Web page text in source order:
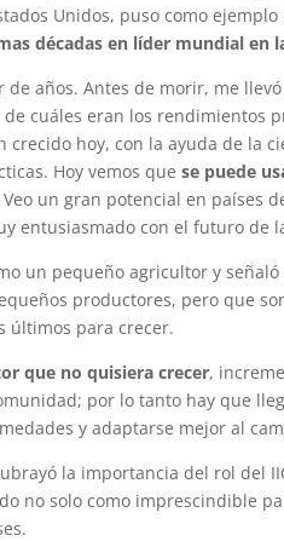
Unidos, puso como ejemplo
décadas en líder mundial
años. Antes de morir, me
cuáles eran los rendimientos
hoy, con la ayuda de la
Hoy vemos quese puede
Veo un gran potencial en países
entusiasmado con el futuro de
un pequeño agricultor y
productores, pero que
últimos para crecer.
que no quisiera crecer,
por lo tanto hay que
y adaptarse mejor al
la importancia del rol del
no solo como imprescindible